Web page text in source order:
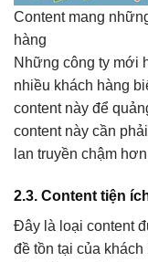
Content mang
hàng
Những công ty mới
nhiều khách hàng
content này để
content này cần
lan truyền chậm
2.3. Content tiện
Đây là loại content
đề tồn tại của